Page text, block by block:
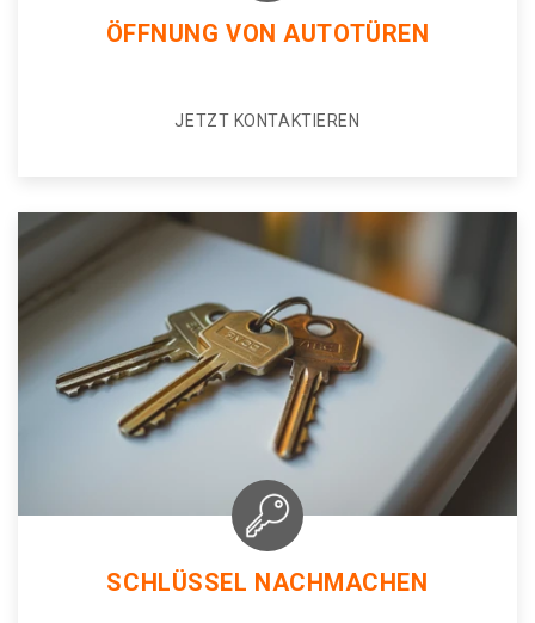
ÖFFNUNG VON AUTOTÜREN
JETZT KONTAKTIEREN
SCHLÜSSEL NACHMACHEN